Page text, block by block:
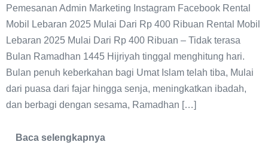
Pemesanan Admin Marketing Instagram Facebook Rental
Mobil Lebaran 2025 Mulai Dari Rp 400 Ribuan Rental Mobil
Lebaran 2025 Mulai Dari Rp 400 Ribuan – Tidak terasa
Bulan Ramadhan 1445 Hijriyah tinggal menghitung hari.
Bulan penuh keberkahan bagi Umat Islam telah tiba, Mulai
dari puasa dari fajar hingga senja, meningkatkan ibadah,
dan berbagi dengan sesama, Ramadhan […]
Baca selengkapnya
Rental